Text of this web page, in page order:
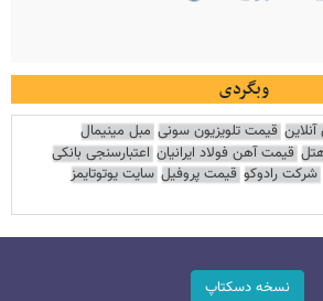
وبگردی
آنلاین قیمت تلویزیون سونی مبل مینیمال
قیمت آهن فولاد ایرانیان اعتبارسنجی بانکی
شرکت رادوکو قیمت پروفیل سایت یوتوتایمز
نسخه دسکتاپ